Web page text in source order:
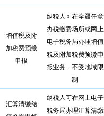
增值税及附
加税费预缴
申报
纳税人可在全疆任意
办税缴费场所或网上
电子税务局办理增值
税及附加税费预缴申
报业务，不受地域限
制
汇算清缴结
纳税人可在网上电子
税务局办理汇算清缴